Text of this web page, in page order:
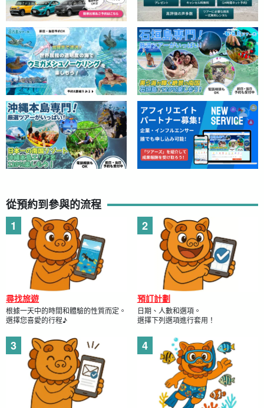
從預約到參與的流程
尋找旅遊
根據一天中的時間和體驗的性質而定。
選擇您喜愛的行程♪
預訂計劃
日期、人數和選項。
選擇下列選項進行套用！